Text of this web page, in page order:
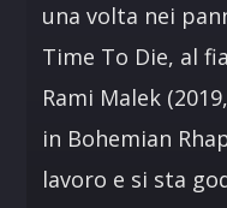
una volta nei
Time To Die, al
Rami Malek
in Bohemian
lavoro e si sta